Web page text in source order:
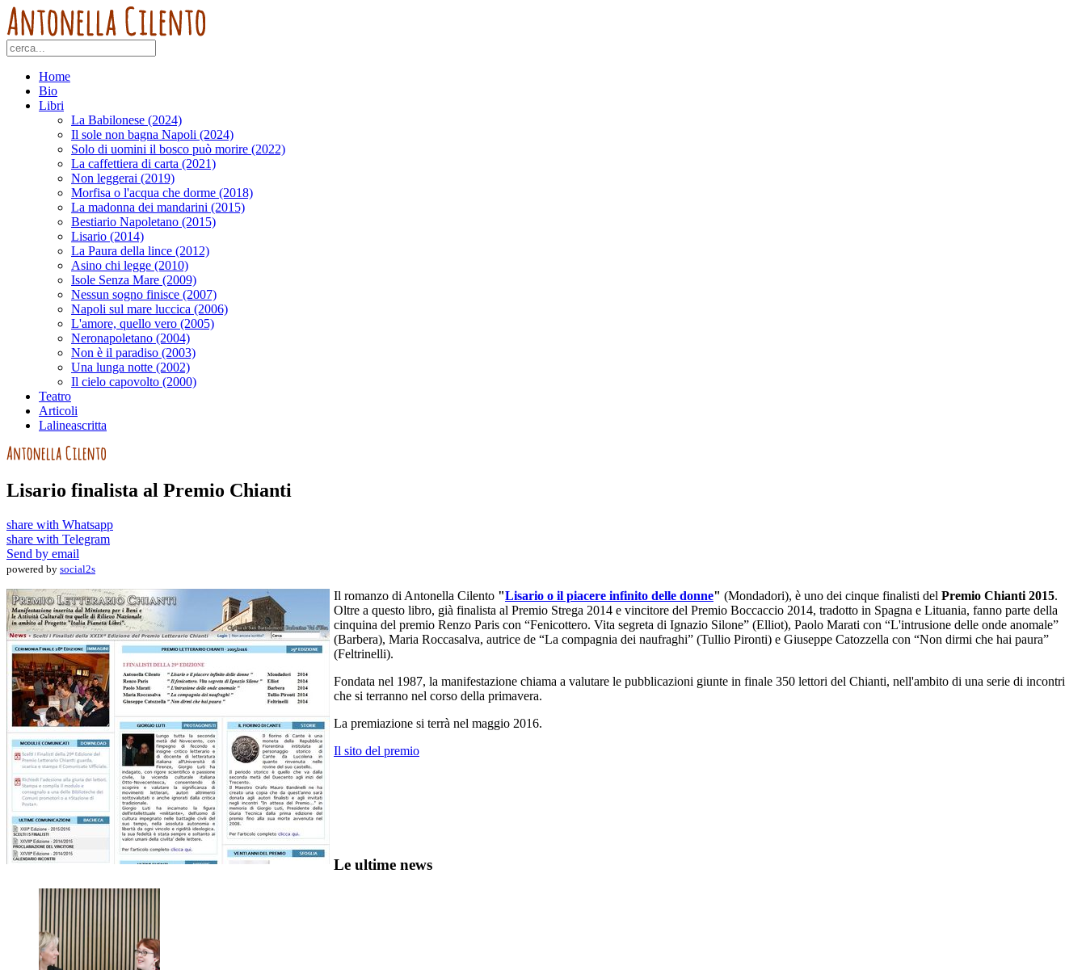
Home
Bio
Libri
La Babilonese (2024)
Il sole non bagna Napoli (2024)
Solo di uomini il bosco può morire (2022)
La caffettiera di carta (2021)
Non leggerai (2019)
Morfisa o l'acqua che dorme (2018)
La madonna dei mandarini (2015)
Bestiario Napoletano (2015)
Lisario (2014)
La Paura della lince (2012)
Asino chi legge (2010)
Isole Senza Mare (2009)
Nessun sogno finisce (2007)
Napoli sul mare luccica (2006)
L'amore, quello vero (2005)
Neronapoletano (2004)
Non è il paradiso (2003)
Una lunga notte (2002)
Il cielo capovolto (2000)
Teatro
Articoli
Lalineascritta
Lisario finalista al Premio Chianti
share with Whatsapp
share with Telegram
Send by email
powered by social2s
Il romanzo di Antonella Cilento "Lisario o il piacere infinito delle donne" (Mondadori), è uno dei cinque finalisti del Premio Chianti 2015.
Oltre a questo libro, già finalista al Premio Strega 2014 e vincitore del Premio Boccaccio 2014, tradotto in Spagna e Lituania, fanno parte della
cinquina del premio Renzo Paris con “Fenicottero. Vita segreta di Ignazio Silone” (Elliot), Paolo Marati con “L'intrusione delle onde anomale”
(Barbera), Maria Roccasalva, autrice de “La compagnia dei naufraghi” (Tullio Pironti) e Giuseppe Catozzella con “Non dirmi che hai paura”
(Feltrinelli).
Fondata nel 1987, la manifestazione chiama a valutare le pubblicazioni giunte in finale 350 lettori del Chianti, nell'ambito di una serie di incontri
che si terranno nel corso della primavera.
La premiazione si terrà nel maggio 2016.
Il sito del premio
Le ultime news